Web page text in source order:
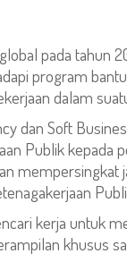
pada tahun
program
dalam
dan Soft
Publik kepada
kerja untuk
khusus